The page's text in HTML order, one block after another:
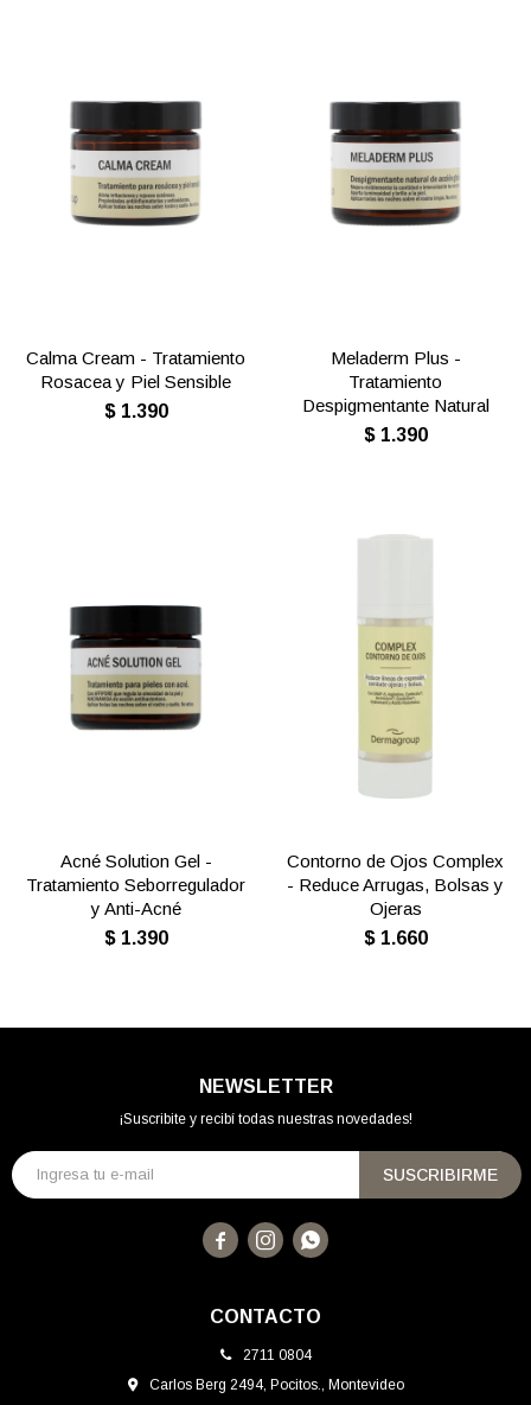
Calma Cream - Tratamiento
Rosacea y Piel Sensible
$ 1.390
Meladerm Plus -
Tratamiento
Despigmentante Natural
$ 1.390
Acné Solution Gel -
Tratamiento Seborregulador
y Anti-Acné
$ 1.390
Contorno de Ojos Complex
- Reduce Arrugas, Bolsas y
Ojeras
$ 1.660
CONTACTO
2711 0804
Carlos Berg 2494, Pocitos., Montevideo
NEWSLETTER
¡Suscribite y recibí todas nuestras novedades!
SUSCRIBIRME
  